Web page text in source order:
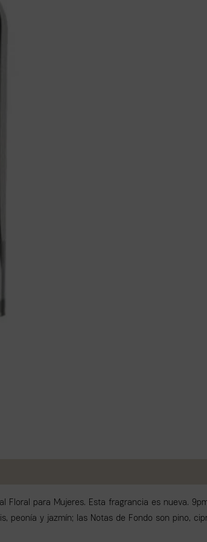
para Mujeres. Esta fragrancia es nueva.
peonía y jazmín; las Notas de Fondo son pino,